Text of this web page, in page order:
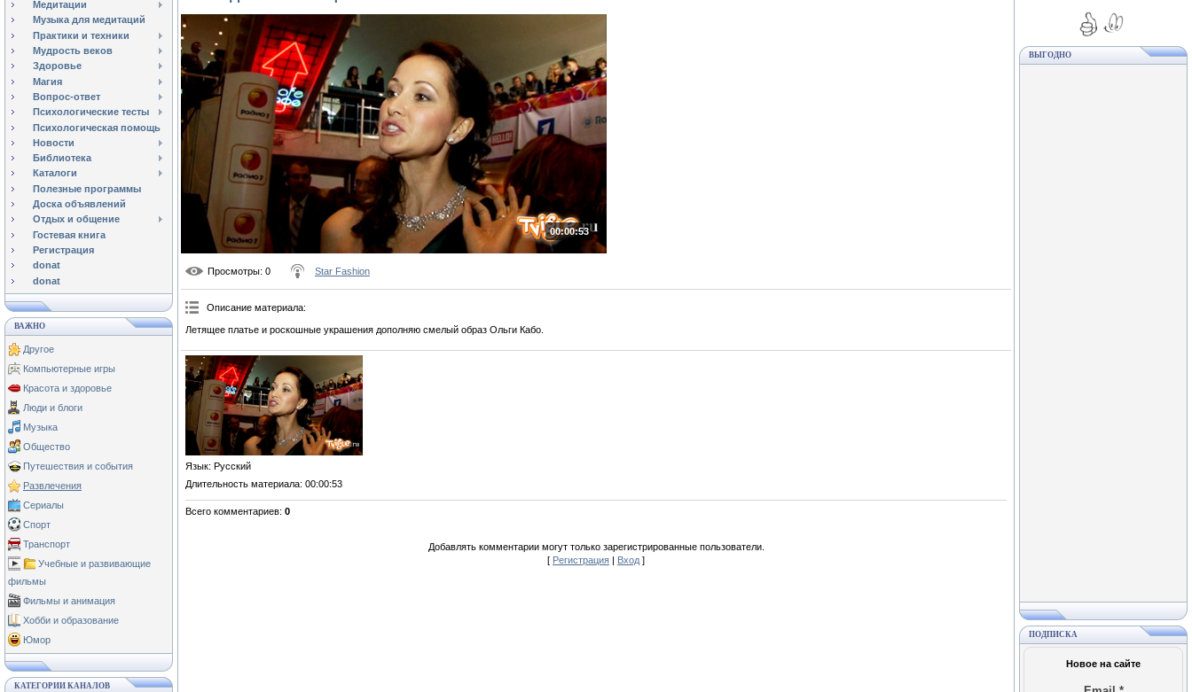
Медитации
Музыка для медитаций
Практики и техники
Мудрость веков
Здоровье
Магия
Вопрос-ответ
Психологические тесты
Психологическая помощь
Новости
Библиотека
Каталоги
Полезные программы
Доска объявлений
Отдых и общение
Гостевая книга
Регистрация
donat
donat
ВАЖНО
Другое
Компьютерные игры
Красота и здоровье
Люди и блоги
Музыка
Общество
Путешествия и события
Развлечения
Сериалы
Спорт
Транспорт
Учебные и развивающие
фильмы
Фильмы и анимация
Хобби и образование
Юмор
КАТЕГОРИИ КАНАЛОВ
00:00:53
Просмотры: 0 Star Fashion
Описание материала:
Летящее платье и роскошные украшения дополняю смелый образ Ольги Кабо.
Язык: Русский
Длительность материала: 00:00:53
Всего комментариев: 0
Добавлять комментарии могут только зарегистрированные пользователи.
[ Регистрация | Вход ]
ВЫГОДНО
ПОДПИСКА
Новое на сайте